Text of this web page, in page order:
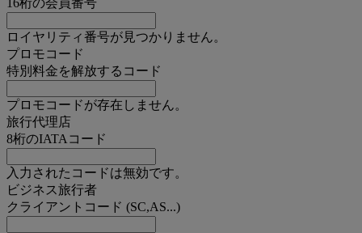
16桁の会員番号
ロイヤリティ番号が見つかりません。
プロモコード
特別料金を解放するコード
プロモコードが存在しません。
旅行代理店
8桁のIATAコード
入力されたコードは無効です。
ビジネス旅行者
クライアントコード (SC,AS...)